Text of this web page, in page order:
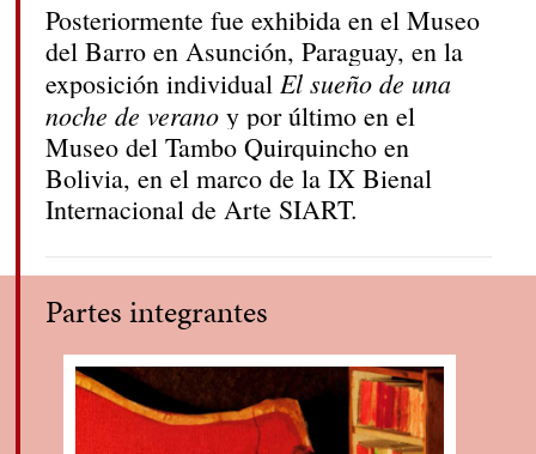
Posteriormente fue exhibida en el Museo
del Barro en Asunción, Paraguay, en la
exposición individual El sueño de una
noche de veranoy por último en el
Museo del Tambo Quirquincho en
Bolivia, en el marco de la IX Bienal
Internacional de Arte SIART.
Partes integrantes